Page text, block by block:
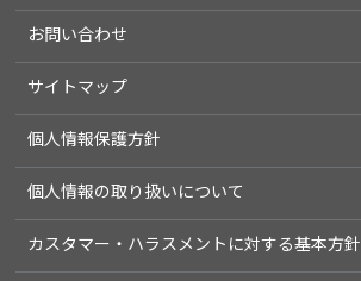
お問い合わせ
サイトマップ
個人情報保護方針
個人情報の取り扱いについて
カスタマー・ハラスメントに対する基本方針